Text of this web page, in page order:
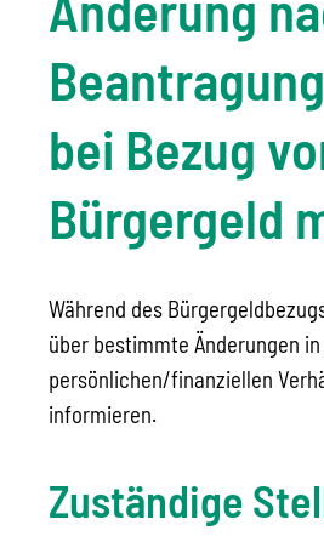
bei Bezug
Bürgergeld
Während des
über bestimmte Änderungen in
persönlichen/finanziellen
informieren.
Zuständige